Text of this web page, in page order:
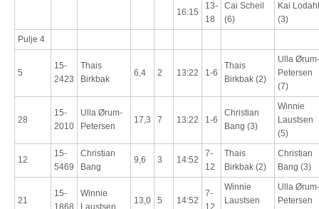
16:15
13-
18
Cai Scheil
(6)
Kai Lodahl
(3)
Pulje 4
5
15-
2423
Thais
Birkbak
6,4 2 13:22 1-6
Thais
Birkbak (2)
Ulla Ørum-
Petersen
(7)
28
15-
2010
Ulla Ørum-
Petersen
17,3 7 13:22 1-6
Christian
Bang (3)
Winnie
Laustsen
(5)
12
15-
5469
Christian
Bang
9,6 3 14:52
7-
12
Thais
Birkbak (2)
Christian
Bang (3)
21
15-
1868
Winnie
Laustsen
13,0 5 14:52
7-
12
Winnie
Laustsen
Ulla Ørum-
Petersen